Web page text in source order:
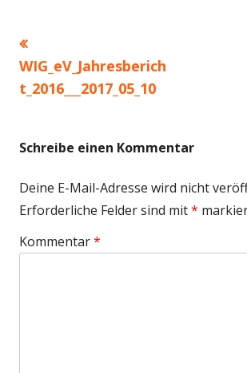
Beitragsnavigation
Beitrag:
WIG_eV_Jahresberich
t_2016___2017_05_10
Schreibe einen Kommentar
Deine E-Mail-Adresse wird nicht
Erforderliche Felder sind mit*
Kommentar*